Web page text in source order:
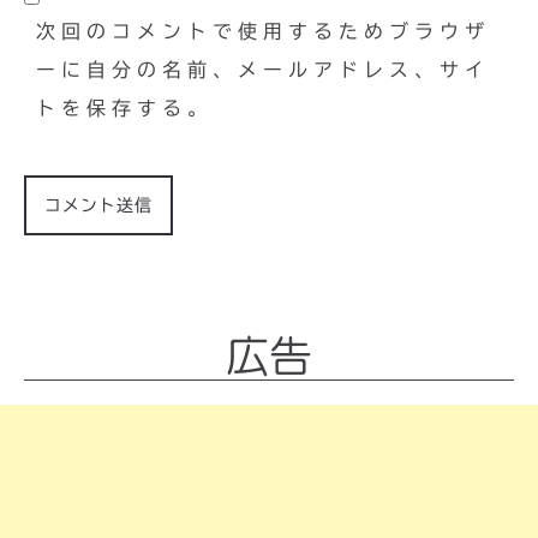
次回のコメントで使用するためブラウザ
ーに自分の名前、メールアドレス、サイ
トを保存する。
広告